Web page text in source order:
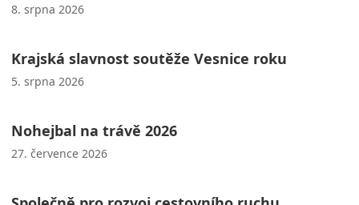
8. srpna 2026
Krajská slavnost soutěže Vesnice roku
5. srpna 2026
Nohejbal na trávě 2026
27. července 2026